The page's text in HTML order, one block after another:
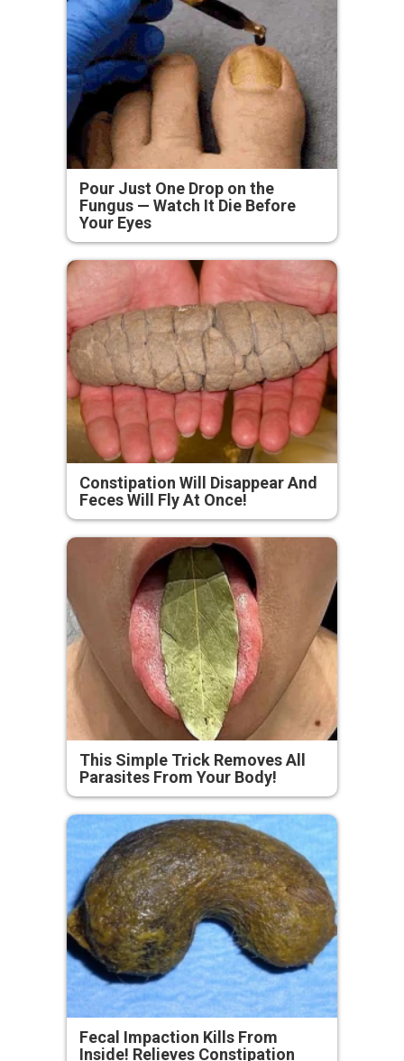
Pour Just One Drop on the
Fungus — Watch It Die Before
Your Eyes
Constipation Will Disappear And
Feces Will Fly At Once!
This Simple Trick Removes All
Parasites From Your Body!
Fecal Impaction Kills From
Inside! Relieves Constipation